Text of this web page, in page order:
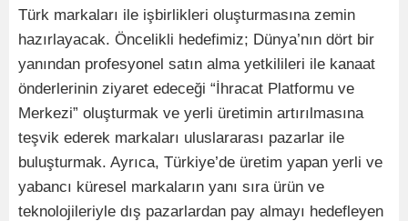
Türk markaları ile işbirlikleri oluşturmasına zemin
hazırlayacak. Öncelikli hedefimiz; Dünya’nın dört bir
yanından profesyonel satın alma yetkilileri ile kanaat
önderlerinin ziyaret edeceği “İhracat Platformu ve
Merkezi” oluşturmak ve yerli üretimin artırılmasına
teşvik ederek markaları uluslararası pazarlar ile
buluşturmak. Ayrıca, Türkiye’de üretim yapan yerli ve
yabancı küresel markaların yanı sıra ürün ve
teknolojileriyle dış pazarlardan pay almayı hedefleyen